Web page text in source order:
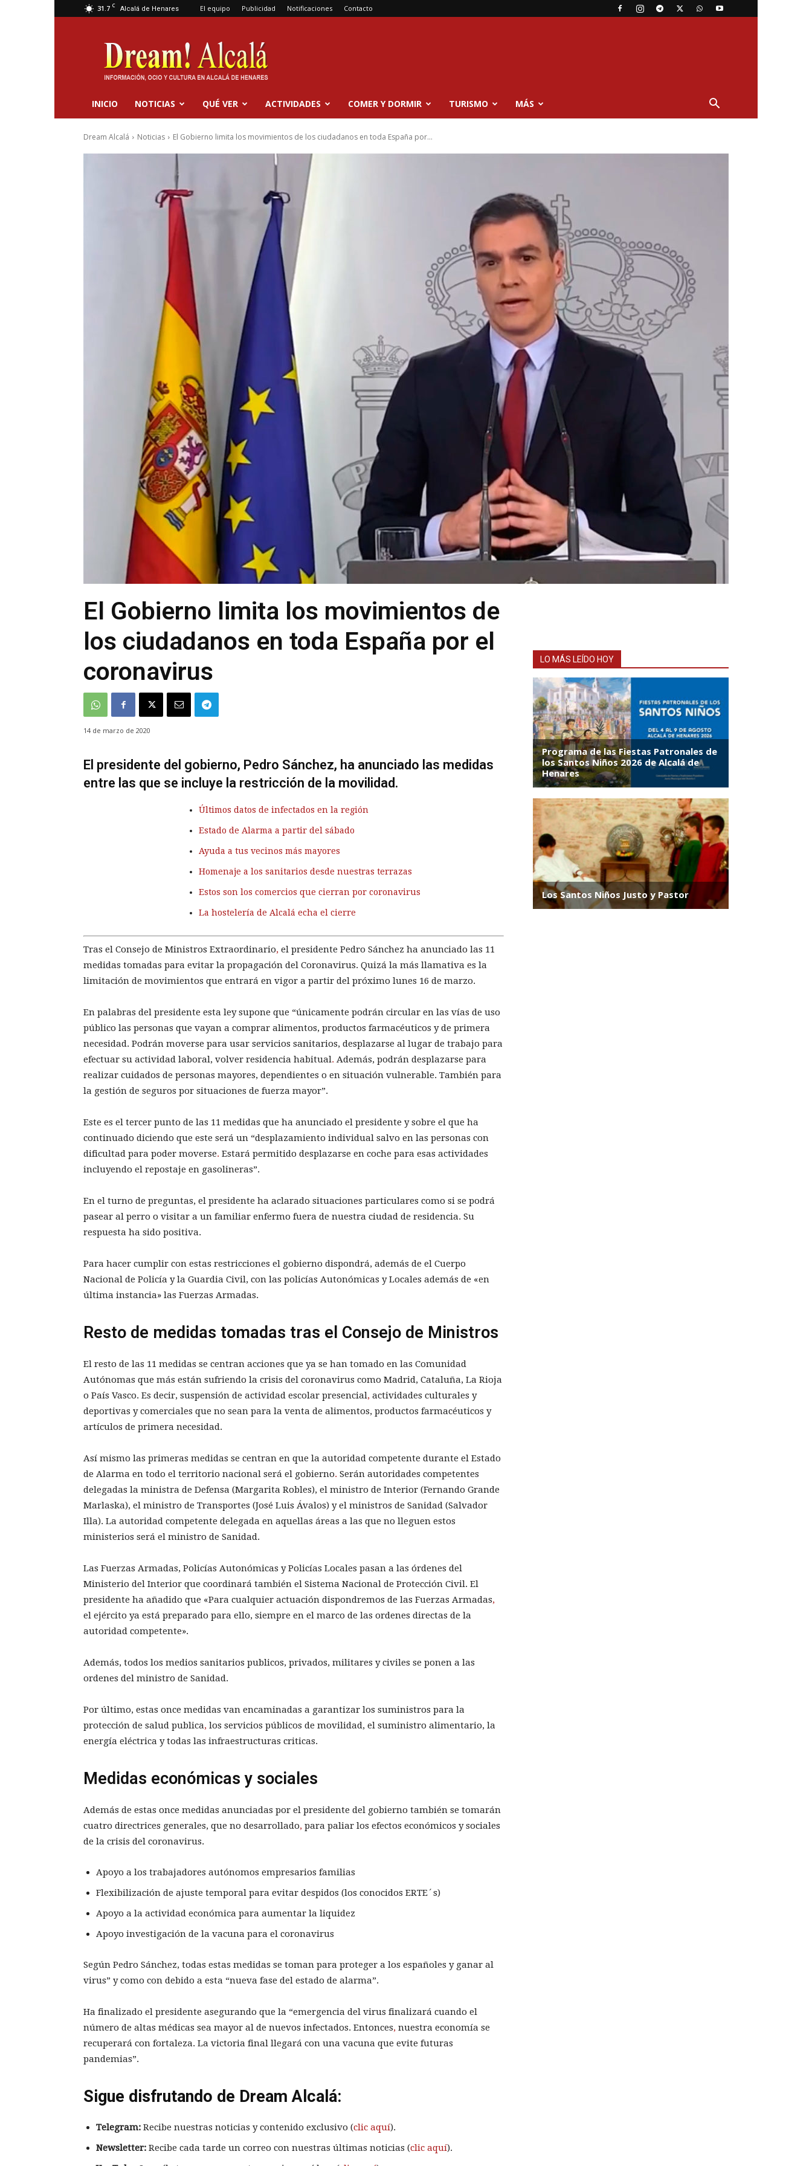
31.7 C Alcalá de Henares El equipo Publicidad Notificaciones Contacto
Dream
Alcalá
INICIO NOTICIAS QUÉ VER ACTIVIDADES COMER Y DORMIR TURISMO MÁS
Dream Alcalá Noticias El Gobierno limita los movimientos de los ciudadanos en toda España por...
El Gobierno limita los movimientos de
los ciudadanos en toda España por el
coronavirus
14 de marzo de 2020
El presidente del gobierno, Pedro Sánchez, ha anunciado las medidas
entre las que se incluye la restricción de la movilidad.
Últimos datos de infectados en la región
Estado de Alarma a partir del sábado
Ayuda a tus vecinos más mayores
Homenaje a los sanitarios desde nuestras terrazas
Estos son los comercios que cierran por coronavirus
La hostelería de Alcalá echa el cierre
Tras el Consejo de Ministros Extraordinario, el presidente Pedro Sánchez ha anunciado las 11
medidas tomadas para evitar la propagación del Coronavirus. Quizá la más llamativa es la
limitación de movimientos que entrará en vigor a partir del próximo lunes 16 de marzo.
En palabras del presidente esta ley supone que “únicamente podrán circular en las vías de uso
público las personas que vayan a comprar alimentos, productos farmacéuticos y de primera
necesidad. Podrán moverse para usar servicios sanitarios, desplazarse al lugar de trabajo para
efectuar su actividad laboral, volver residencia habitual. Además, podrán desplazarse para
realizar cuidados de personas mayores, dependientes o en situación vulnerable. También para
la gestión de seguros por situaciones de fuerza mayor”.
Este es el tercer punto de las 11 medidas que ha anunciado el presidente y sobre el que ha
continuado diciendo que este será un “desplazamiento individual salvo en las personas con
dificultad para poder moverse. Estará permitido desplazarse en coche para esas actividades
incluyendo el repostaje en gasolineras”.
En el turno de preguntas, el presidente ha aclarado situaciones particulares como si se podrá
pasear al perro o visitar a un familiar enfermo fuera de nuestra ciudad de residencia. Su
respuesta ha sido positiva.
Para hacer cumplir con estas restricciones el gobierno dispondrá, además de el Cuerpo
Nacional de Policía y la Guardia Civil, con las policías Autonómicas y Locales además de «en
última instancia» las Fuerzas Armadas.
Resto de medidas tomadas tras el Consejo de Ministros
El resto de las 11 medidas se centran acciones que ya se han tomado en las Comunidad
Autónomas que más están sufriendo la crisis del coronavirus como Madrid, Cataluña, La Rioja
o País Vasco. Es decir, suspensión de actividad escolar presencial, actividades culturales y
deportivas y comerciales que no sean para la venta de alimentos, productos farmacéuticos y
artículos de primera necesidad.
Así mismo las primeras medidas se centran en que la autoridad competente durante el Estado
de Alarma en todo el territorio nacional será el gobierno. Serán autoridades competentes
delegadas la ministra de Defensa (Margarita Robles), el ministro de Interior (Fernando Grande
Marlaska), el ministro de Transportes (José Luis Ávalos) y el ministros de Sanidad (Salvador
Illa). La autoridad competente delegada en aquellas áreas a las que no lleguen estos
ministerios será el ministro de Sanidad.
Las Fuerzas Armadas, Policías Autonómicas y Policías Locales pasan a las órdenes del
Ministerio del Interior que coordinará también el Sistema Nacional de Protección Civil. El
presidente ha añadido que «Para cualquier actuación dispondremos de las Fuerzas Armadas,
el ejército ya está preparado para ello, siempre en el marco de las ordenes directas de la
autoridad competente».
Además, todos los medios sanitarios publicos, privados, militares y civiles se ponen a las
ordenes del ministro de Sanidad.
Por último, estas once medidas van encaminadas a garantizar los suministros para la
protección de salud publica, los servicios públicos de movilidad, el suministro alimentario, la
energía eléctrica y todas las infraestructuras criticas.
Medidas económicas y sociales
Además de estas once medidas anunciadas por el presidente del gobierno también se tomarán
cuatro directrices generales, que no desarrollado, para paliar los efectos económicos y sociales
de la crisis del coronavirus.
Apoyo a los trabajadores autónomos empresarios familias
Flexibilización de ajuste temporal para evitar despidos (los conocidos ERTE´s)
Apoyo a la actividad económica para aumentar la liquidez
Apoyo investigación de la vacuna para el coronavirus
Según Pedro Sánchez, todas estas medidas se toman para proteger a los españoles y ganar al
virus” y como con debido a esta “nueva fase del estado de alarma”.
Ha finalizado el presidente asegurando que la “emergencia del virus finalizará cuando el
número de altas médicas sea mayor al de nuevos infectados. Entonces, nuestra economía se
recuperará con fortaleza. La victoria final llegará con una vacuna que evite futuras
pandemias”.
Sigue disfrutando de Dream Alcalá:
Telegram: Recibe nuestras noticias y contenido exclusivo (clic aquí).
Newsletter: Recibe cada tarde un correo con nuestras últimas noticias (clic aquí).
LO MÁS LEÍDO HOY